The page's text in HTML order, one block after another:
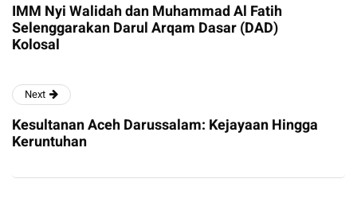
IMM Nyi Walidah dan Muhammad Al Fatih
Selenggarakan Darul Arqam Dasar (DAD)
Kolosal
Next
Kesultanan Aceh Darussalam: Kejayaan Hingga
Keruntuhan